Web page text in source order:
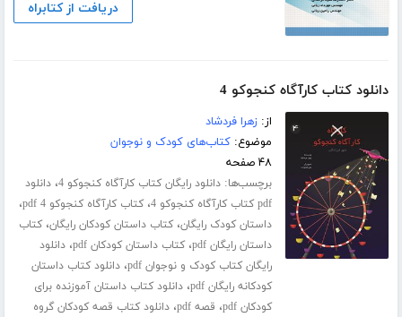
دریافت از کتابراه
دانلود کتاب کارآگاه کنجوکو 4
از:زهرا فردشاد
موضوع:کتاب‌های کودک و نوجوان
۴۸ صفحه
برچسب‌ها:دانلود رایگان کتاب کارآگاه کنجوکو 4 ،دانلود
pdf کتاب کارآگاه کنجوکو 4
،کتاب کارآگاه کنجوکو 4 pdf ،
داستان کودک رایگان،کتاب داستان کودکان رایگان،کتاب
داستان رایگان pdf
،کتاب داستان کودکان pdf ،دانلود
رایگان کتاب کودک و نوجوان pdf
،دانلود کتاب داستان
کودکانه رایگان pdf
،دانلود کتاب داستان آموزنده برای
کودکان pdf
، قصه pdf ،دانلود کتاب قصه کودکان گروه